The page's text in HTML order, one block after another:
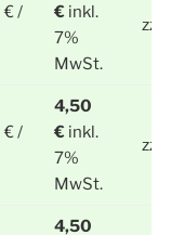
/
€ inkl.
7%
MwSt.
zzgl.
/
4,50
€ inkl.
7%
MwSt.
zzgl.
4,50